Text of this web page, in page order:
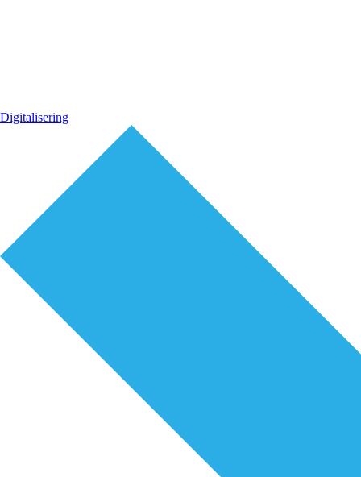
Digitalisering